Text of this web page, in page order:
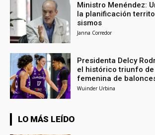
Ministro Menéndez:
la planificación
sismos
Janna Corredor
Presidenta Delcy
el histórico triunfo
femenina de
Wuinder Urbina
LO MÁS LEÍDO